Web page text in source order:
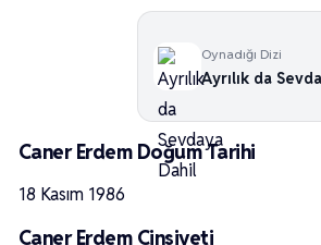
Oynadığı Dizi
Ayrılık da
Caner Erdem Doğum Tarihi
18 Kasım 1986
Caner Erdem Cinsiyeti